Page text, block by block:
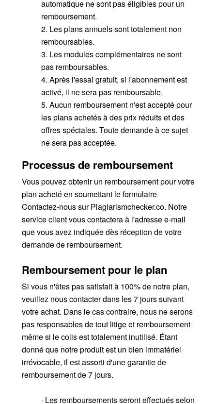
automatique ne sont pas éligibles pour un
remboursement.
2. Les plans annuels sont totalement non
remboursables.
3. Les modules complémentaires ne sont
pas remboursables.
4. Après l'essai gratuit, si l'abonnement est
activé, il ne sera pas remboursable.
5. Aucun remboursement n'est accepté pour
les plans achetés à des prix réduits et des
offres spéciales. Toute demande à ce sujet
ne sera pas acceptée.
Processus de remboursement
Vous pouvez obtenir un remboursement pour votre
plan acheté en soumettant le formulaire
Contactez-nous sur Plagiarismchecker.co. Notre
service client vous contactera à l'adresse e-mail
que vous avez indiquée dès réception de votre
demande de remboursement.
Remboursement pour le plan
Si vous n'êtes pas satisfait à 100% de notre plan,
veuillez nous contacter dans les 7 jours suivant
votre achat. Dans le cas contraire, nous ne serons
pas responsables de tout litige et remboursement
même si le colis est totalement inutilisé. Étant
donné que notre produit est un bien immatériel
irrévocable, il est assorti d'une garantie de
remboursement de 7 jours.
· Les remboursements seront effectués selon